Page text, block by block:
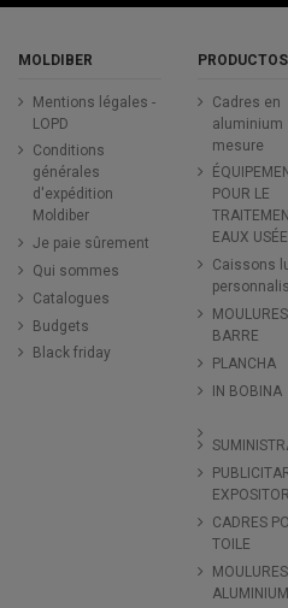
MOLDIBER
Mentions légales -
LOPD
Conditions
générales
d'expédition
Moldiber
Je paie sûrement
Qui sommes
Catalogues
Budgets
Black friday
PRODUCTOS
Cadres en
aluminium
mesure
POUR LE
EAUX
Caissons
BARRE
PLANCHA
IN BOBINA
CADRES
TOILE
ALUMINIUM